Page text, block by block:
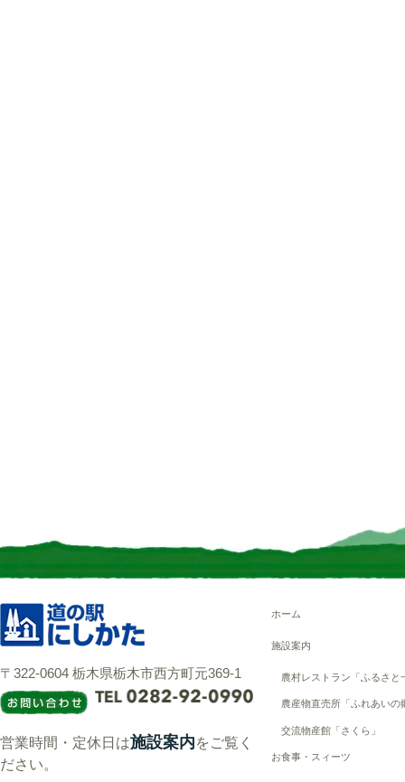
〒322-0604 栃木県栃木市西方町元369-1
営業時間・定休日は施設案内をご覧く
ださい。
ホーム
施設案内
農村レストラン「ふるさと
農産物直売所「ふれあいの
交流物産館「さくら」
お食事・スィーツ